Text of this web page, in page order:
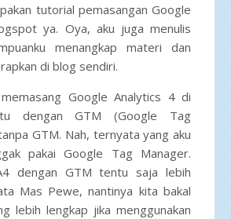
tutorial pemasangan Google
ya. Oya, aku juga menulis
menangkap materi dan
di blog sendiri.
Google Analytics 4 di
dengan GTM (Google Tag
GTM. Nah, ternyata yang aku
pakai Google Tag Manager.
dengan GTM tentu saja lebih
Mas Pewe, nantinya kita bakal
lebih lengkap jika menggunakan